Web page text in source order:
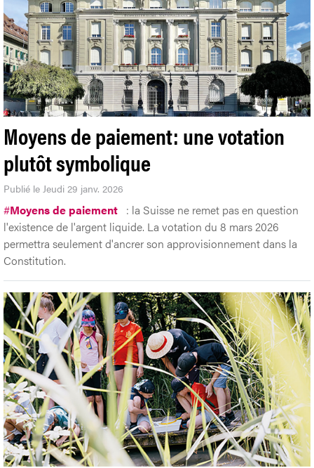
Moyens de paiement: une votation
plutôt symbolique
Publié le Jeudi 29 janv. 2026
#Moyens de paiement : la Suisse ne remet pas en question
l'existence de l'argent liquide. La votation du 8 mars 2026
permettra seulement d'ancrer son approvisionnement dans la
Constitution.